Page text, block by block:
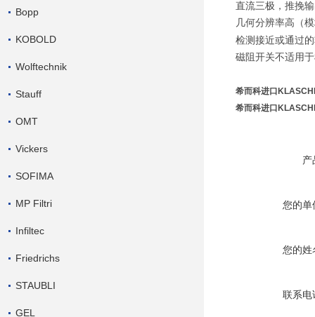
Bopp
KOBOLD
Wolftechnik
Stauff
OMT
Vickers
SOFIMA
MP Filtri
Infiltec
Friedrichs
STAUBLI
GEL
直流三极，推挽
几何分辨率高（
检测接近或通过
磁阻开关不适用
希而科进口
希而科进口
产
您的单
您的姓
联系电